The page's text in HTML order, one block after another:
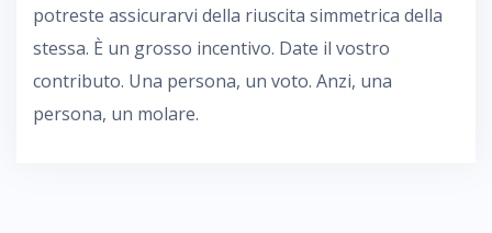
potreste assicurarvi della riuscita simmetrica della
stessa. È un grosso incentivo. Date il vostro
contributo. Una persona, un voto. Anzi, una
persona, un molare.